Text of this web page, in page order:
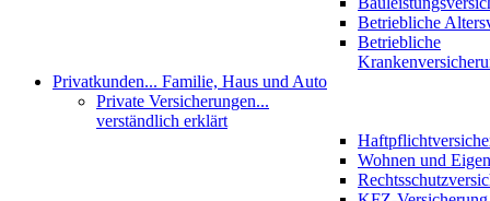
Betriebliche
Betriebliche
Privatkunden... Familie, Haus und Auto
Private Versicherungen...
verständlich erklärt
Wohnen und